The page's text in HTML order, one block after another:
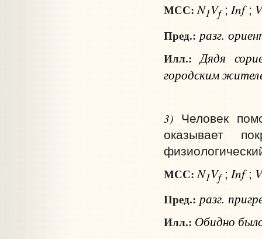
МСС: N1Vf; Inf; V
Пред.: разг.
Илл.: Дядя
городским
3)
Человек
оказывает
МСС: N1Vf; Inf; V
Пред.: разг.
Илл.: Обидно